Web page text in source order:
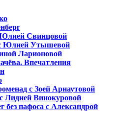
Юлией Свинцовой
Юлией Утышевой
Ларионовой
Впечатления
с Зоей Арнаутовой
Лидией Винокуровой
без пафоса с Александрой